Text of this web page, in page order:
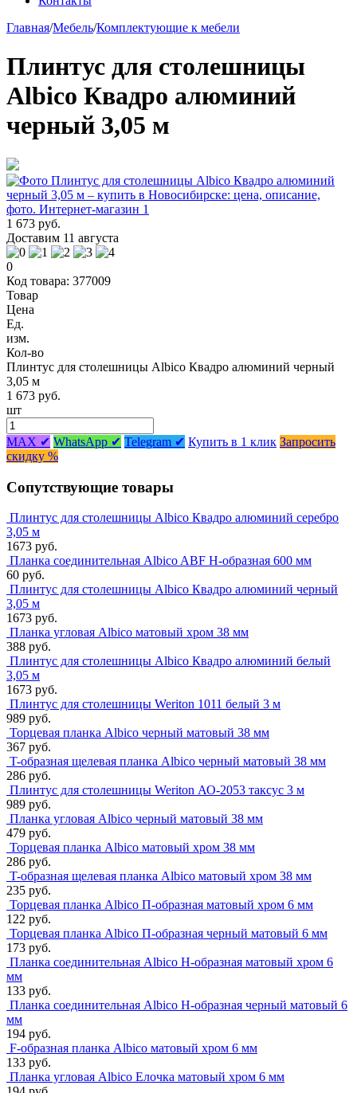
Главная/Мебель/Комплектующие к мебели
Плинтус для столешницы
Albico Квадро алюминий
черный 3,05 м
1 673 руб.
Доставим 11 августа
0
Код товара: 377009
Товар
Цена
Ед.
изм.
Кол-во
Плинтус для столешницы Albico Квадро алюминий черный
3,05 м
1 673 руб.
шт
MAX ✔ WhatsApp ✔ Telegram ✔ Купить в 1 клик Запросить
скидку %
Сопутствующие товары
Плинтус для столешницы Albico Квадро алюминий серебро
3,05 м
1673 руб.
Планка соединительная Albico ABF Н-образная 600 мм
60 руб.
Плинтус для столешницы Albico Квадро алюминий черный
3,05 м
1673 руб.
Планка угловая Albico матовый хром 38 мм
388 руб.
Плинтус для столешницы Albico Квадро алюминий белый
3,05 м
1673 руб.
Плинтус для столешницы Weriton 1011 белый 3 м
989 руб.
Торцевая планка Albico черный матовый 38 мм
367 руб.
T-образная щелевая планка Albico черный матовый 38 мм
286 руб.
Плинтус для столешницы Weriton АО-2053 таксус 3 м
989 руб.
Планка угловая Albico черный матовый 38 мм
479 руб.
Торцевая планка Albico матовый хром 38 мм
286 руб.
T-образная щелевая планка Albico матовый хром 38 мм
235 руб.
Торцевая планка Albico П-образная матовый хром 6 мм
122 руб.
Торцевая планка Albico П-образная черный матовый 6 мм
173 руб.
Планка соединительная Albico Н-образная матовый хром 6
мм
133 руб.
Планка соединительная Albico Н-образная черный матовый 6
мм
194 руб.
F-образная планка Albico матовый хром 6 мм
133 руб.
Планка угловая Albico Елочка матовый хром 6 мм